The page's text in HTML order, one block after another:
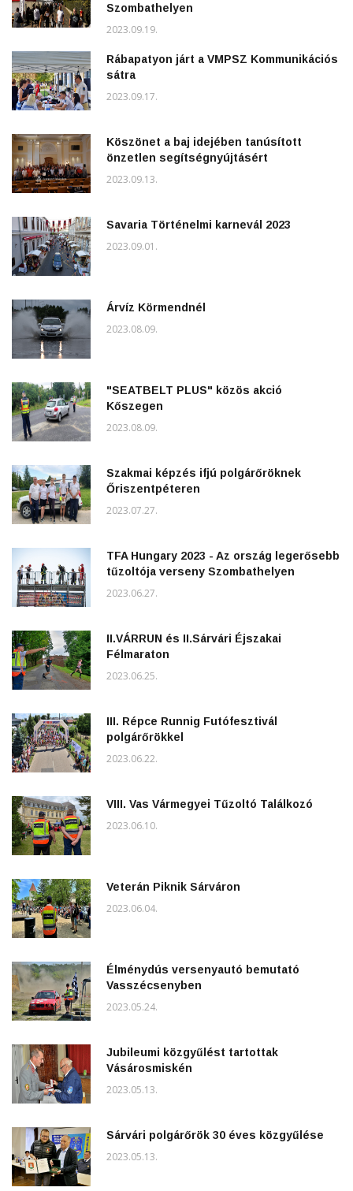
Szombathelyen
2023.09.19.
Rábapatyon járt a VMPSZ Kommunikációs
sátra
2023.09.17.
Köszönet a baj idejében tanúsított
önzetlen segítségnyújtásért
2023.09.13.
Savaria Történelmi karnevál 2023
2023.09.01.
Árvíz Körmendnél
2023.08.09.
"SEATBELT PLUS" közös akció
Kőszegen
2023.08.09.
Szakmai képzés ifjú polgárőröknek
Őriszentpéteren
2023.07.27.
TFA Hungary 2023 - Az ország legerősebb
tűzoltója verseny Szombathelyen
2023.06.27.
II.VÁRRUN és II.Sárvári Éjszakai
Félmaraton
2023.06.25.
III. Répce Runnig Futófesztivál
polgárőrökkel
2023.06.22.
VIII. Vas Vármegyei Tűzoltó Találkozó
2023.06.10.
Veterán Piknik Sárváron
2023.06.04.
Élménydús versenyautó bemutató
Vasszécsenyben
2023.05.24.
Jubileumi közgyűlést tartottak
Vásárosmiskén
2023.05.13.
Sárvári polgárőrök 30 éves közgyűlése
2023.05.13.